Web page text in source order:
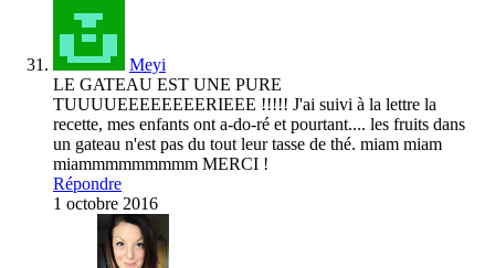
Meyi
LE GATEAU EST UNE PURE
TUUUUEEEEEEEERIEEE !!!!! J'ai suivi à la lettre la
recette, mes enfants ont a-do-ré et pourtant.... les fruits dans
un gateau n'est pas du tout leur tasse de thé. miam miam
miammmmmmmmm MERCI !
Répondre
1 octobre 2016